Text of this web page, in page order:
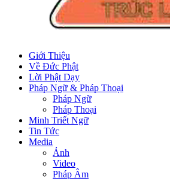
Giới Thiệu
Về Đức Phật
Lời Phật Dạy
Pháp Ngữ & Pháp Thoại
Pháp Ngữ
Pháp Thoại
Minh Triết Ngữ
Tin Tức
Media
Ảnh
Video
Pháp Âm